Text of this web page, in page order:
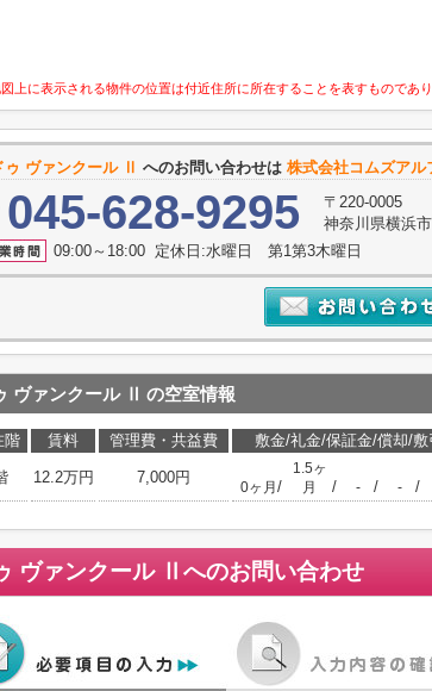
上に表示される物件の位置は付近住所に所在することを表すものであ
ゥ ヴァンクール Ⅱ へのお問い合わせは 株式会社コムズアル
628-9295
〒220-0005
神奈川県横浜
09:00～18:00 定休日:水曜日 第1第3木曜日
ヴァンクール Ⅱ の空室情報
階 賃料 管理費・共益費 敷金/礼金/保証金/償却/敷
12.2万円 7,000円
0ヶ月 /
1.5ヶ
月
/ - / - /
ヴァンクール Ⅱ へのお問い合わせ